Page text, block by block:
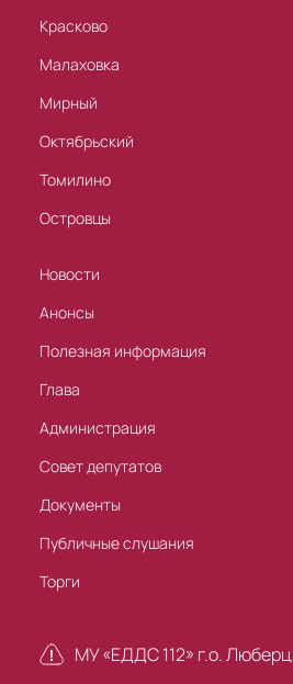
Красково
Малаховка
Мирный
Октябрьский
Томилино
Островцы
Новости
Анонсы
Полезная информация
Глава
Администрация
Совет депутатов
Документы
Публичные слушания
Торги
МУ «ЕДДС 112» г.о.